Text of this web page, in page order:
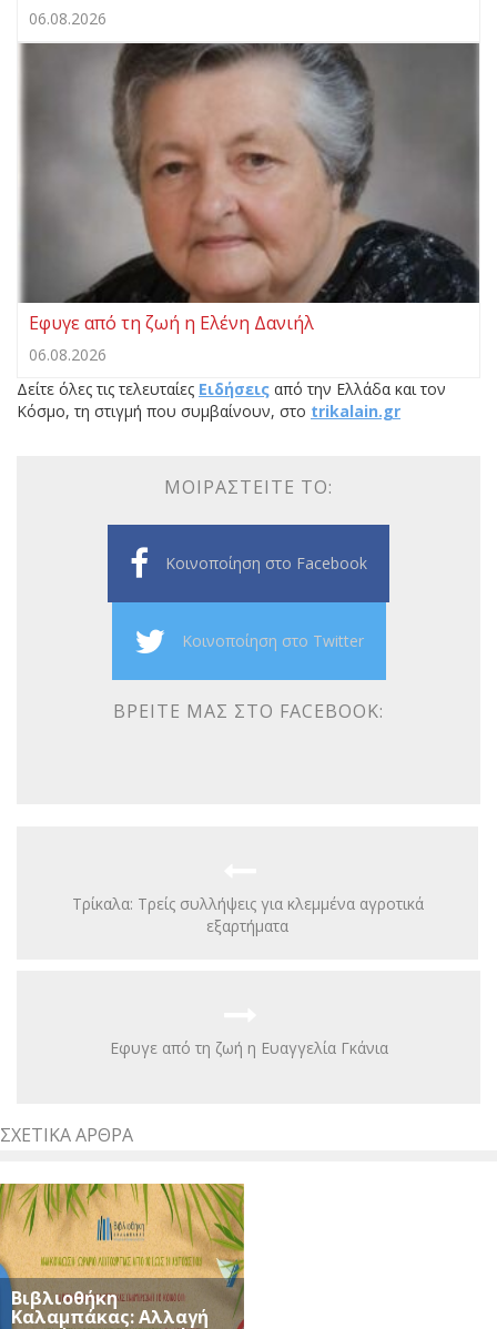
06.08.2026
Εφυγε από τη ζωή η Ελένη Δανιήλ
06.08.2026
Δείτε όλες τις τελευταίες Ειδήσεις από την Ελλάδα και τον
Κόσμο, τη στιγμή που συμβαίνουν, στο trikalain.gr
ΜΟΙΡΑΣΤΕΊΤΕ ΤΟ:
Κοινοποίηση στο Facebook
Κοινοποίηση στο Twitter
ΒΡΕΊΤΕ ΜΑΣ ΣΤΟ FACEBOOK:
Τρίκαλα: Τρείς συλλήψεις για κλεμμένα αγροτικά
εξαρτήματα
Eφυγε από τη ζωή η Ευαγγελία Γκάνια
ΣΧΕΤΙΚΆ ΆΡΘΡΑ
Βιβλιοθήκη
Καλαμπάκας: Αλλαγή